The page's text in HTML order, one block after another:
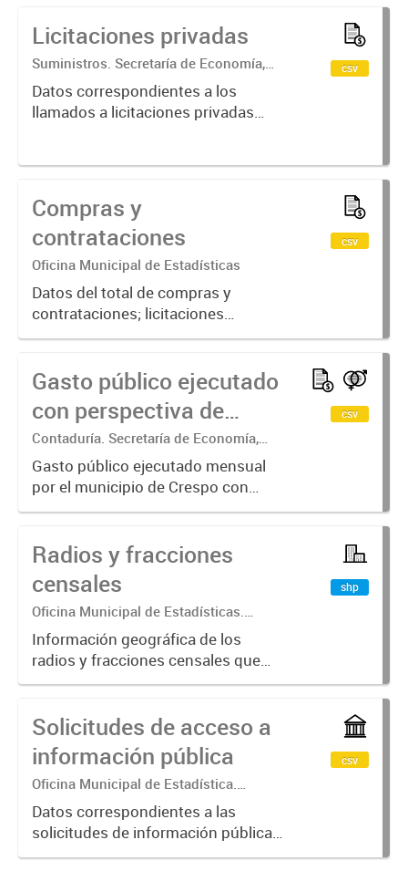
Crespo por mesa desagregados por
categoría, agrupación política y
lista...
Licitaciones privadas
Suministros. Secretaría de Economía,
Hacienda y Producción
Datos correspondientes a los
llamados a licitaciones privadas
csv
Compras y
contrataciones
Oficina Municipal de Estadísticas
Datos del total de compras y
contrataciones; licitaciones
públicas, licitaciones privadas y
2025
csv
Gasto público ejecutado
con perspectiva de
género
Contaduría. Secretaría de Economía,
Hacienda y Producción
Gasto público ejecutado mensual
por el municipio de Crespo con
perspectiva de género
csv
Radios y fracciones
censales
Oficina Municipal de Estadísticas.
Secretaría de Economía, Hacienda y
Producción
Información geográfica de los
radios y fracciones censales que
comprenden al municipio de Crespo
Población, Hogares y Viviendas
2010
shp
Solicitudes de acceso a
información pública
Oficina Municipal de Estadística.
Secretaría de Economía, Hacienda y
Producción
Datos correspondientes a las
solicitudes de información pública
recibidas por el municipio de
csv